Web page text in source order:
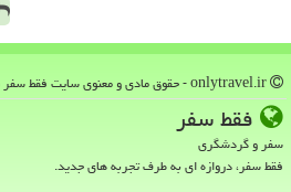
فقط سفر
سفر و گردشگری
فقط سفر، دروازه ای به طرف تجربه های جدید.